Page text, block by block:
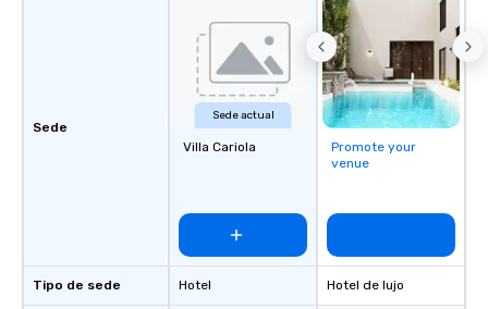
Sede
Tipo de sede
Sede actual
Villa Cariola
Hotel
Promote your
venue
Hotel de lujo